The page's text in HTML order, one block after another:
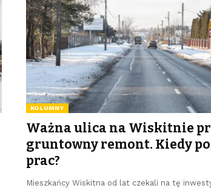
KOLUMNY
Ważna ulica na Wiskitnie
gruntowny remont. Kiedy
prac?
Mieszkańcy Wiskitna od lat czekali na tę